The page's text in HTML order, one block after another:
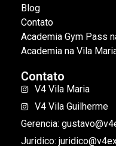
Blog
Contato
Academia Gym Pass
Academia na Vila
Contato
V4 Vila Maria
V4 Vila Guilherme
Gerencia:
Juridico: